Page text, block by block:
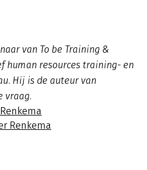
van To be Training &
human resources training- en
Hij is de auteur van
vraag.
Renkema